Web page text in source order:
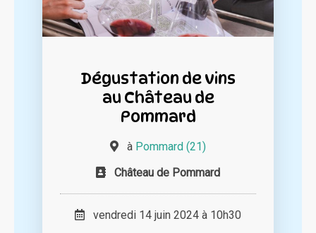
Dégustation de vins
au Château de
Pommard
à Pommard (21)
Château de Pommard
vendredi 14 juin 2024 à 10h30